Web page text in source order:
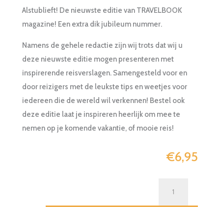
Alstublieft! De nieuwste editie van TRAVELBOOK
magazine! Een extra dik jubileum nummer.
Namens de gehele redactie zijn wij trots dat wij u
deze nieuwste editie mogen presenteren met
inspirerende reisverslagen. Samengesteld voor en
door reizigers met de leukste tips en weetjes voor
iedereen die de wereld wil verkennen! Bestel ook
deze editie laat je inspireren heerlijk om mee te
nemen op je komende vakantie, of mooie reis!
€6,95